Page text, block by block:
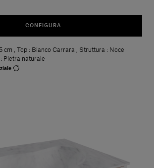
CONFIGURA
cm Top : Bianco Carrara Struttura : Noce
: Pietra naturale